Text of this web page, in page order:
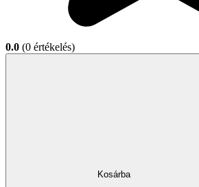
0.0 (0 értékelés)
Kosárba